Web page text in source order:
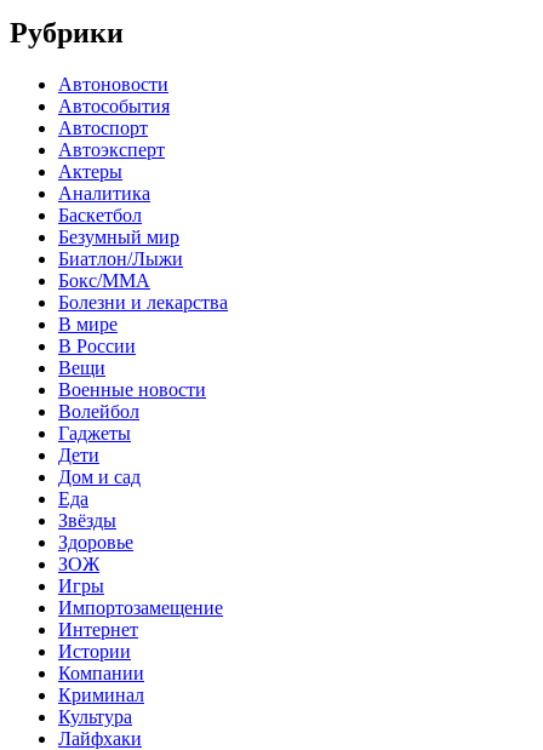
Рубрики
Автоновости
Автособытия
Автоспорт
Автоэксперт
Актеры
Аналитика
Баскетбол
Безумный мир
Биатлон/Лыжи
Бокс/MMA
Болезни и лекарства
В мире
В России
Вещи
Военные новости
Волейбол
Гаджеты
Дети
Дом и сад
Еда
Звёзды
Здоровье
ЗОЖ
Игры
Импортозамещение
Интернет
Истории
Компании
Криминал
Культура
Лайфхаки